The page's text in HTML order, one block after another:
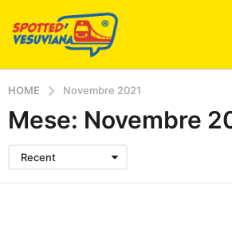
HOME Novembre 2021
Mese: Novembre
Recent